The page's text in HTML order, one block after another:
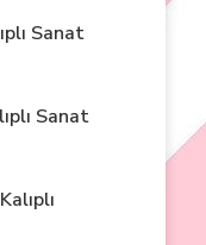
Sanat
Sanat